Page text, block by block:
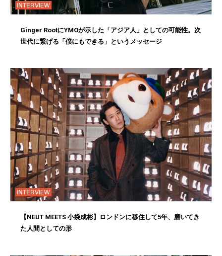
INTERVIEW
Ginger RootにYMOが示した「アジア人」としての可能性。次
世代に繋げる「僕にもできる」というメッセージ
INTERVIEW
【NEUT MEETS 小袋成彬】ロンドンに移住して5年、磨いてき
た人間としての形